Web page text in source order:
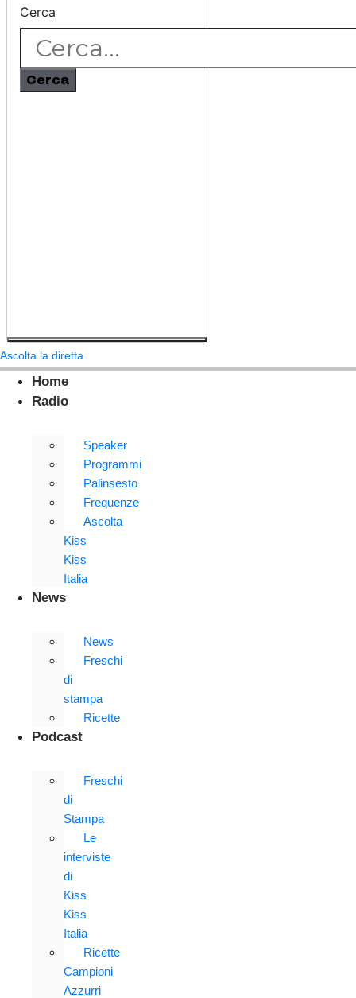
Cerca
Cerca
Ascolta la diretta
Home
Radio
Speaker
Programmi
Palinsesto
Frequenze
Ascolta
Kiss
Kiss
Italia
News
News
Freschi
di
stampa
Ricette
Podcast
Freschi
di
Stampa
Le
interviste
di
Kiss
Kiss
Italia
Ricette
Campioni
Azzurri